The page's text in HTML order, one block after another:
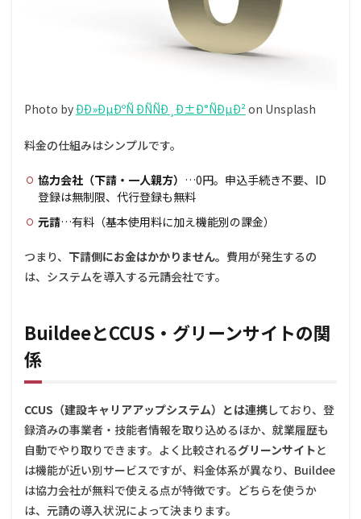
イト
と何
いま
か？
7
まと
め
Photo byÐÐ»ÐµÐºÑ ÐÑÑÐ¸Ð±Ð°ÑÐµÐ²on Unsplash
料金の仕組みはシンプルです。
協力会社（下請・一人親方） …0円。申込手続き不要、ID
登録は無制限、代行登録も無料
元請…有料（基本使用料に加え機能別の課金）
つまり、 下請側にお金はかかりません。 費用が発生するの
は、システムを導入する元請会社です。
BuildeeとCCUS・グリーンサイトの関
係
CCUS（建設キャリアアップシステム）とは連携しており、登
録済みの事業者・技能者情報を取り込めるほか、就業履歴も
自動でやり取りできます。よく比較されるグリーンサイトと
は機能が近い別サービスですが、料金体系が異なり、Buildee
は協力会社が無料で使える点が特徴です。どちらを使うか
は、元請の導入状況によって決まります。